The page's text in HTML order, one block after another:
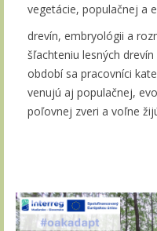
vegetácie, populačnej a
drevín, embryológii a
šľachteniu lesných
období sa pracovníci
venujú aj populačnej,
poľovnej zveri a voľne